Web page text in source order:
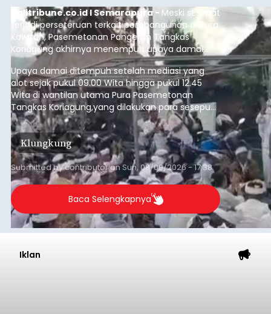
balitribune.co.id I Semarapura - Meski sempat
terjadi perseteruan terkait pembangunan di Pura
Kawitan, Pasemetonan Pangeran Tangkas
Koriagung akhirnya menempuh upaya damai,
pada Minggu (9/8/2026).
Upaya damai ditempuh setelah mediasi yang
alot sejak pukul 09.00 Wita hingga pukul 12.45
Wita di wantilan utama Pura Pasemetonan
Tangkas Koriagung,yang dilakukan para sesepuh
kedua belah pihak yang berseberangan.
Klungkung
Submitted bycontributoronSun, 08/09/2026 - 17:38
Baca Selengkapnya
Iklan